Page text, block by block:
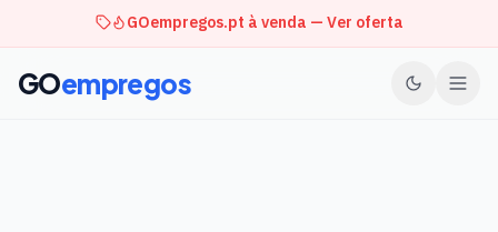
GOempregos.pt à venda — Ver oferta
GOempregos